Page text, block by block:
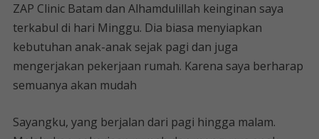
ZAP Clinic Batam dan Alhamdulillah keinginan saya
terkabul di hari Minggu. Dia biasa menyiapkan
kebutuhan anak-anak sejak pagi dan juga
mengerjakan pekerjaan rumah. Karena saya berharap
semuanya akan mudah
Sayangku, yang berjalan dari pagi hingga malam.